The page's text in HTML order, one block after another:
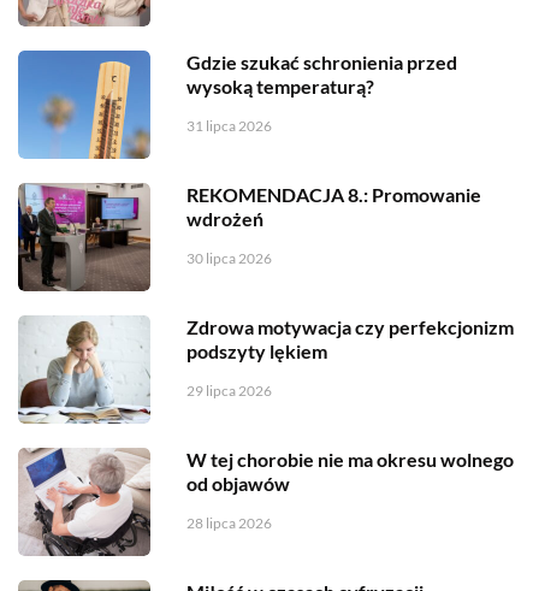
Gdzie szukać schronienia przed
wysoką temperaturą?
31 lipca 2026
REKOMENDACJA 8.: Promowanie
wdrożeń
30 lipca 2026
Zdrowa motywacja czy perfekcjonizm
podszyty lękiem
29 lipca 2026
W tej chorobie nie ma okresu wolnego
od objawów
28 lipca 2026